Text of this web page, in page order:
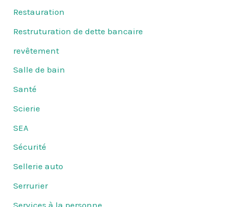
Restauration
Restruturation de dette bancaire
revêtement
Salle de bain
Santé
Scierie
SEA
Sécurité
Sellerie auto
Serrurier
Services à la personne